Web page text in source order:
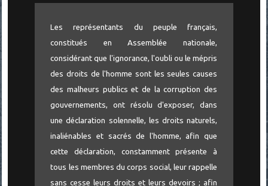
Les représentants du peuple français,
constitués en Assemblée nationale,
considérant que l'ignorance, l'oubli ou le mépris
des droits de l'homme sont les seules causes
des malheurs publics et de la corruption des
gouvernements, ont résolu d'exposer, dans
une déclaration solennelle, les droits naturels,
inaliénables et sacrés de l'homme, afin que
cette déclaration, constamment présente à
tous les membres du corps social, leur rappelle
sans cesse leurs droits et leurs devoirs ; afin